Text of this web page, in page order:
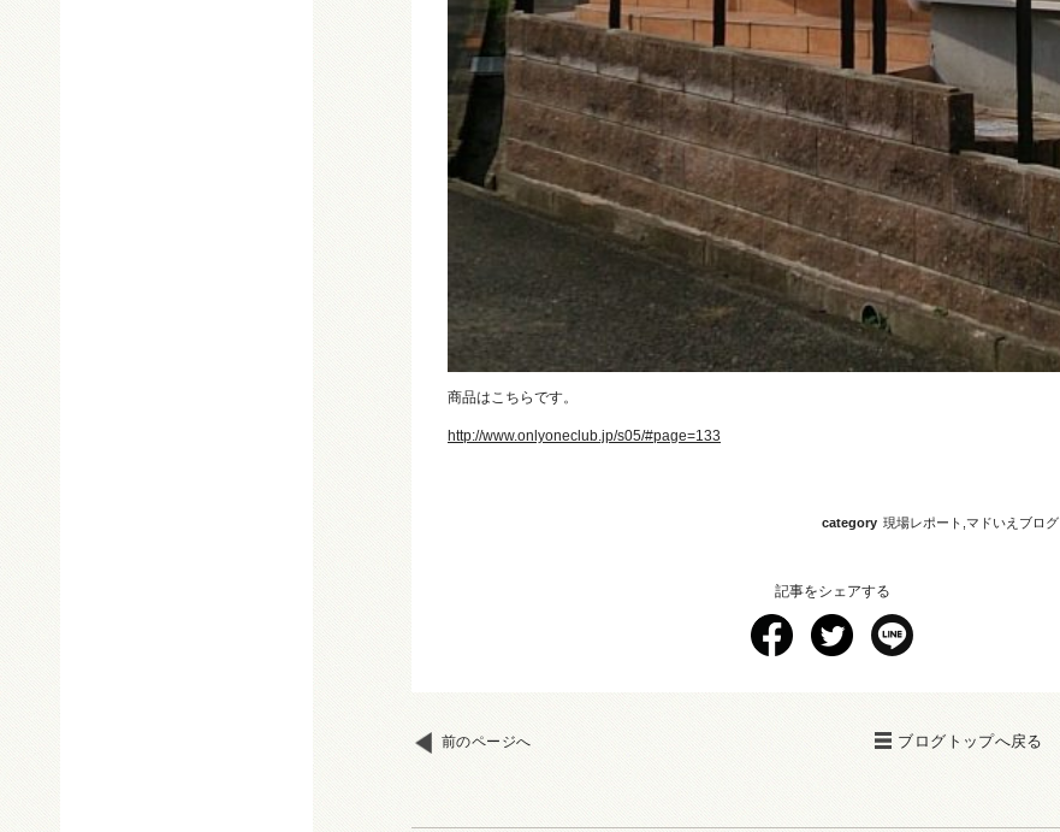
商品はこちらです。
http://www.onlyoneclub.jp/s05/#page=133
category 現場レポート マドいえブログ
記事をシェアする
前のページへ ブログトップへ戻る